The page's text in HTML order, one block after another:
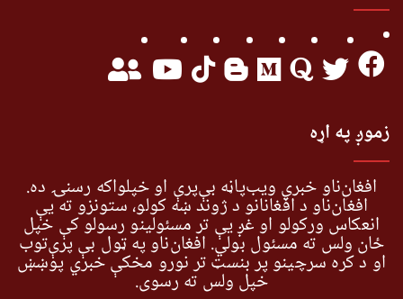
زموږ په اړه
افغان‌ناو خبري ویب‌پاڼه بې‌پرې او خپلواکه رسنۍ ده.
افغان‌ناو د افغانانو د ژوند ښه کولو، ستونزو ته یې
انعکاس ورکولو او غږ یې تر مسئولینو رسولو کې خپل
ځان ولس ته مسئول بولي. افغان‌ناو په ټول بې پرې‌توب
او د کره سرچینو پر بنسټ تر نورو مخکې خبري پوښښ
خپل ولس ته رسوي.